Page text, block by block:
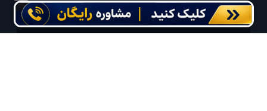
درخواست سفر خود را در مدت زمان دلخواه ثبت و پیامک بهترین آفر مربوط به تور
درخواستی خود را دریافت نمایید